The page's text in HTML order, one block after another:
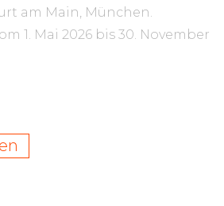
am Main, München.
1. Mai 2026 bis 30. November